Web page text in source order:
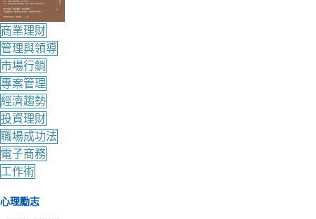
商業理財
管理與領導
市場行銷
專案管理
經濟趨勢
投資理財
職場成功法
電子商務
工作術
心理勵志